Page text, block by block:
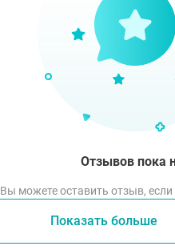
Отзывов пока
Вы можете оставить отзыв, если
Показать больше